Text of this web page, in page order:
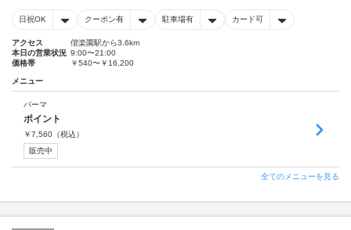
日祝OK クーポン有 駐車場有 カード可
アクセス
偕楽園駅から3.6km
本日の営業状況 9:00〜21:00
価格帯
￥540〜￥16,200
メニュー
パーマ
ポイント
￥7,560 （税込）
販売中
全てのメニューを見る